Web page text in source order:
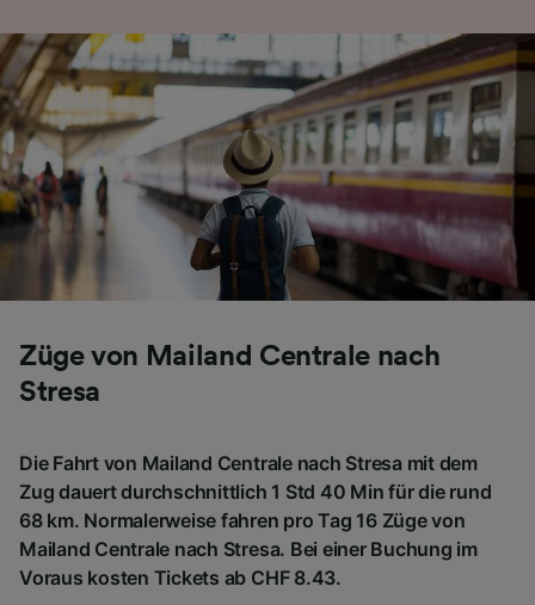
Züge von Mailand Centrale nach
Stresa
Die Fahrt von Mailand Centrale nach Stresa mit dem
Zug dauert durchschnittlich 1 Std 40 Min für die rund
68 km. Normalerweise fahren pro Tag 16 Züge von
Mailand Centrale nach Stresa. Bei einer Buchung im
Voraus kosten Tickets ab CHF 8.43.
Verwendung genauer Standortdaten.
Endgeräteeigenschaften zur Identifikation
aktiv abfragen. Speichern von oder Zugriff auf
Informationen auf einem Endgerät.
Personalisierte Werbung und Inhalte, Messung
von Werbeleistung und der Performance von
Inhalten, Zielgruppenforschung sowie
Entwicklung und Verbesserung von
Angeboten.
Liste der Partner (Lieferanten)